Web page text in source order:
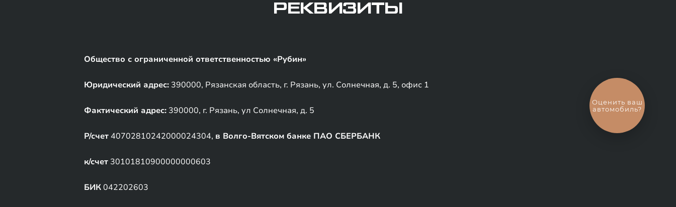
РЕКВИЗИТЫ
Общество с ограниченной ответственностью «Рубин»
Юридический адрес:390000, Рязанская область, г. Рязань, ул. Солнечная, д. 5, офис 1
Фактический адрес:390000, г. Рязань, ул Солнечная, д. 5
Р/счет40702810242000024304, в Волго-Вятском банке ПАО СБЕРБАНК
к/счет30101810900000000603
БИК042202603
обмен
автомобиля